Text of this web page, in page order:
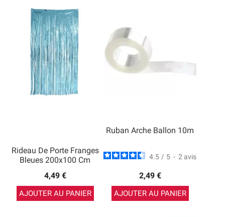
Rideau De Porte Franges
Bleues 200x100 Cm
4,49 €
AJOUTER AU PANIER
Ruban Arche Ballon 10m
4.5 / 5 - 2 avis
2,49 €
AJOUTER AU PANIER